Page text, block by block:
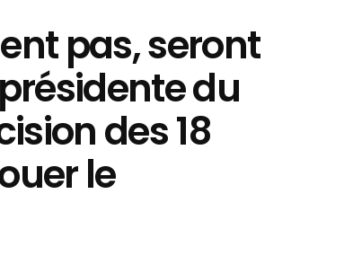
pas, seront
du
des 18
le